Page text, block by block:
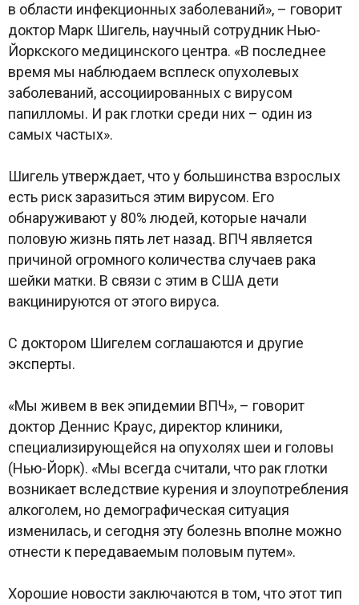
в области инфекционных заболеваний», – говорит
доктор Марк Шигель, научный сотрудник Нью-
Йоркского медицинского центра. «В последнее
время мы наблюдаем всплеск опухолевых
заболеваний, ассоциированных с вирусом
папилломы. И рак глотки среди них – один из
самых частых».
Шигель утверждает, что у большинства взрослых
есть риск заразиться этим вирусом. Его
обнаруживают у 80% людей, которые начали
половую жизнь пять лет назад. ВПЧ является
причиной огромного количества случаев рака
шейки матки. В связи с этим в США дети
вакцинируются от этого вируса.
С доктором Шигелем соглашаются и другие
эксперты.
«Мы живем в век эпидемии ВПЧ», – говорит
доктор Деннис Краус, директор клиники,
специализирующейся на опухолях шеи и головы
(Нью-Йорк). «Мы всегда считали, что рак глотки
возникает вследствие курения и злоупотребления
алкоголем, но демографическая ситуация
изменилась, и сегодня эту болезнь вполне можно
отнести к передаваемым половым путем».
Хорошие новости заключаются в том, что этот тип